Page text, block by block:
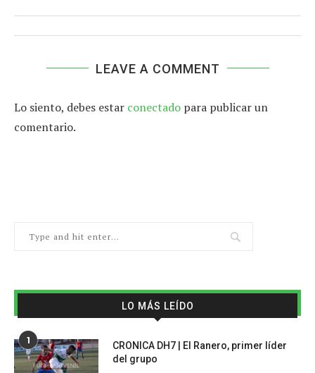
LEAVE A COMMENT
Lo siento, debes estar conectado para publicar un
comentario.
LO MÁS LEÍDO
1
CRONICA DH7 | El Ranero, primer líder
del grupo